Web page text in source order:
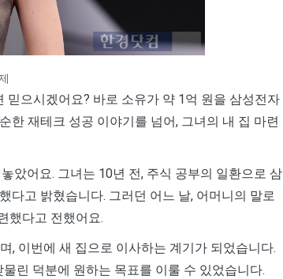
으시겠어요? 바로 소유가 약 1억 원을 삼성전자
한 재테크 성공 이야기를 넘어, 그녀의 내 집 마련
았어요. 그녀는 10년 전, 주식 공부의 일환으로 삼
다고 밝혔습니다. 그러던 어느 날, 어머니의 말로
했다고 전했어요.
, 이번에 새 집으로 이사하는 계기가 되었습니다.
린 덕분에 원하는 목표를 이룰 수 있었습니다.